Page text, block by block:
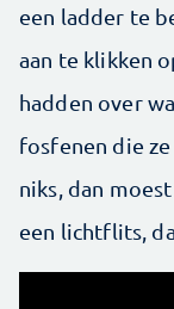
een ladder te
aan te klikken
hadden over
fosfenen die
niks, dan
een lichtflits,